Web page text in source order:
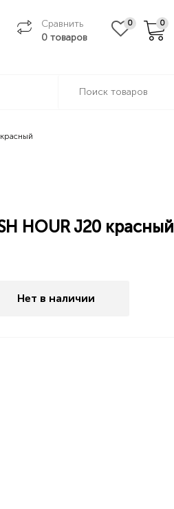
Сравнить
0 товаров
0 0
HOUR J20 красный
Нет в наличии